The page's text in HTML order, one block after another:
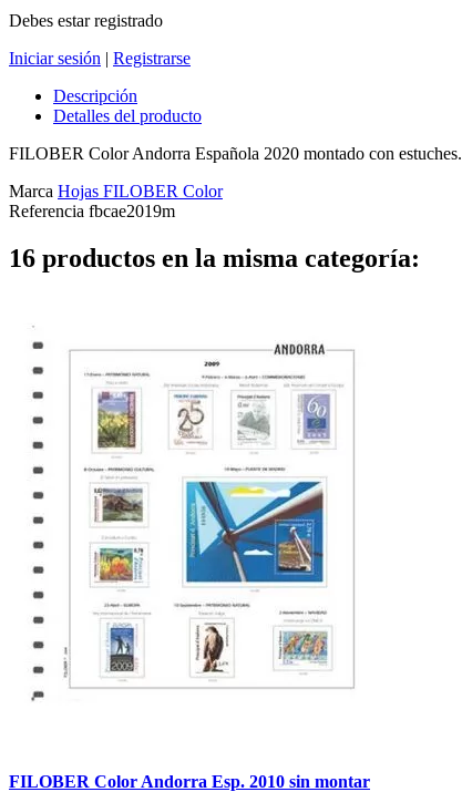
Debes estar registrado
Iniciar sesión | Registrarse
Descripción
Detalles del producto
FILOBER Color Andorra Española 2020 montado con estuches.
Marca Hojas FILOBER Color
Referencia fbcae2019m
16 productos en la misma categoría:
FILOBER Color Andorra Esp. 2010 sin montar